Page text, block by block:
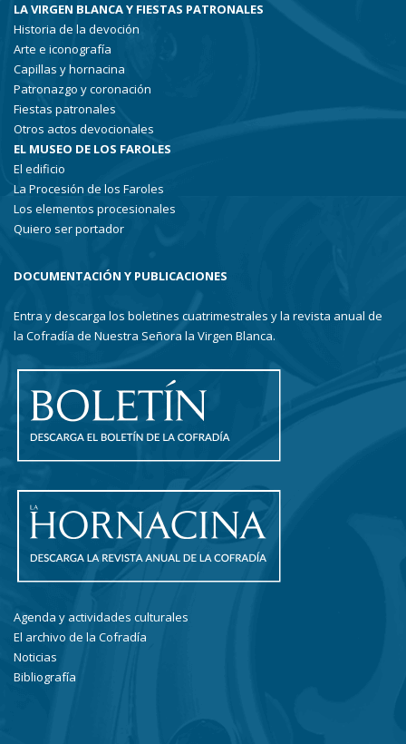
LA VIRGEN BLANCA Y FIESTAS PATRONALES
Historia de la devoción
Arte e iconografía
Capillas y hornacina
Patronazgo y coronación
Fiestas patronales
Otros actos devocionales
EL MUSEO DE LOS FAROLES
El edificio
La Procesión de los Faroles
Los elementos procesionales
Quiero ser portador
DOCUMENTACIÓN Y PUBLICACIONES
Entra y descarga los boletines cuatrimestrales y la revista anual de
la Cofradía de Nuestra Señora la Virgen Blanca.
Agenda y actividades culturales
El archivo de la Cofradía
Noticias
Bibliografía